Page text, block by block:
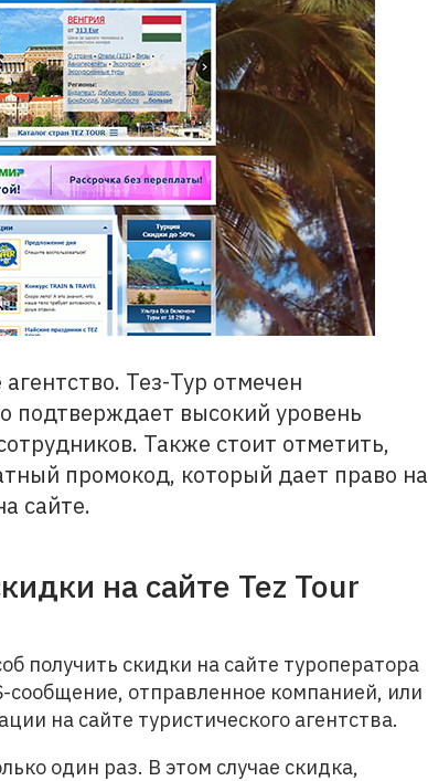
Тез-Тур отмечен
подтверждает высокий уровень
Также стоит отметить,
промокод, который дает право на
сайте.
на сайте Tez Tour
получить скидки на сайте туроператора
сообщение, отправленное компанией, или
на сайте туристического агентства.
один раз. В этом случае скидка,